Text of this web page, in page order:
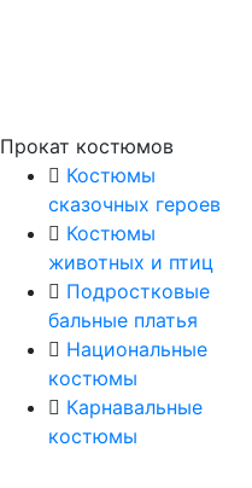
Прокат костюмов
Костюмы
сказочных героев
Костюмы
животных и птиц
Подростковые
бальные платья
Национальные
костюмы
Карнавальные
костюмы